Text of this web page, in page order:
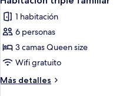
individuales
matrimonial
o
individuales
todas
las
fotos
de
Habitación
triple
familiar
1 habitación
6 personas
3 camas Queen size
Wifi gratuito
Más detalles
Más